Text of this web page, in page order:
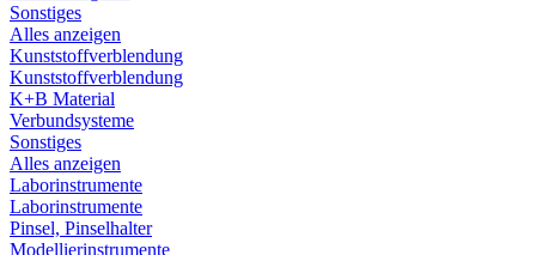
Sonstiges
Alles anzeigen
Kunststoffverblendung
Kunststoffverblendung
K+B Material
Verbundsysteme
Sonstiges
Alles anzeigen
Laborinstrumente
Laborinstrumente
Pinsel, Pinselhalter
Modellierinstrumente